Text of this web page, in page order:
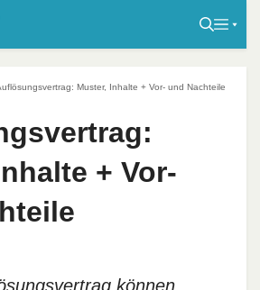
Muster, Inhalte + Vor- und Nachteile
+ Vor-
können